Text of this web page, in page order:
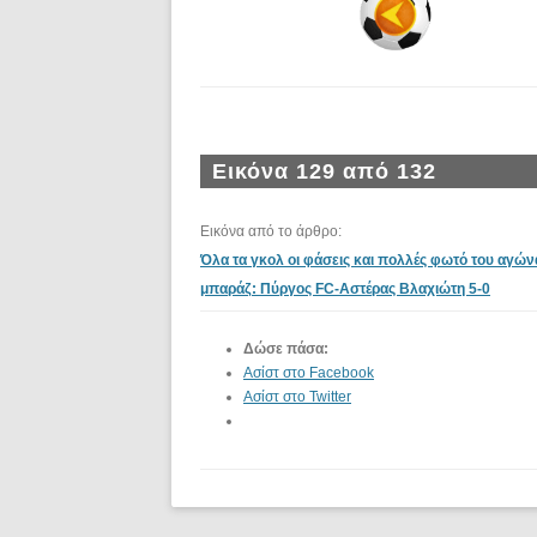
Εικόνα 129 από 132
Εικόνα από το άρθρο:
Όλα τα γκολ οι φάσεις και πολλές φωτό του
μπαράζ: Πύργος FC-Αστέρας Βλαχιώτη 5-0
Δώσε πάσα:
Ασίστ στο Facebook
Ασίστ στο Twitter